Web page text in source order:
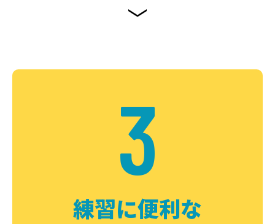
3
練習に便利な